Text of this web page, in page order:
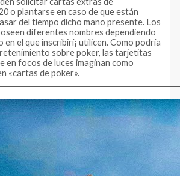
o plantarse en caso de que están
del tiempo dicho mano presente. Los
diferentes nombres dependiendo
en el que inscribirí¡ utilicen. Como podrí­a
sobre poker, las tarjetitas
en focos de luces imaginan como
«cartas de poker».